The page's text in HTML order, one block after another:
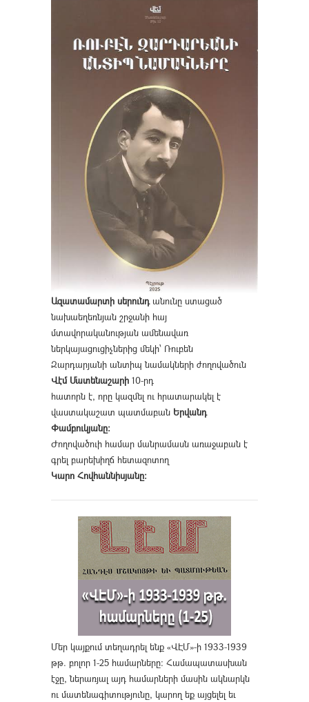
Ազատամարտի սերունդանունը ստացած
նախաեղեռնյան շրջանի հայ
մտավորականության ամենավառ
ներկայացուցիչներից մեկի՝ Ռուբեն
Զարդարյանի անտիպ նամակների ժողովածուն
Վէմ Մատենաշարի 10-րդ
հատորն է, որը կազմել ու հրատարակել է
վաստակաշատ պատմաբան Երվանդ
Փամբուկյանը։
Ժողովածուի համար մանրամասն առաջաբան է
գրել բարեխիղճ հետազոտող
Կարո Հովհաննիսյանը։
Մեր կայքում տեղադրել ենք «ՎԷՄ»-ի 1933-1939
թթ. բոլոր 1-25 համարները։ Համապատասխան
էջը, ներառյալ այդ համարների մասին ակնարկն
ու մատենագիտությունը, կարող եք այցելել եւ